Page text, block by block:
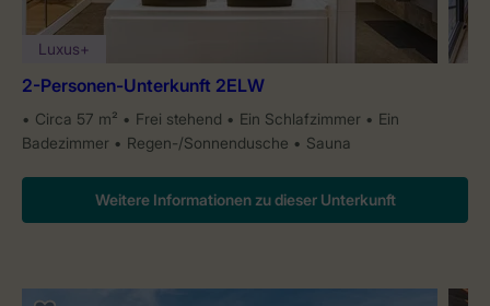
Luxus+
2-Personen-Unterkunft 2ELW
Circa 57 m² Frei stehend Ein Schlafzimmer
Ein
Badezimmer
Regen-/Sonnendusche Sauna
Weitere Informationen zu dieser Unterkunft